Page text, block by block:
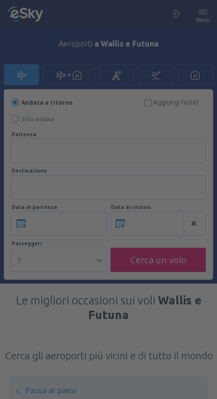
Menù
Aeroporti a Wallis e Futuna
Andata e ritorno
Sola andata
Aggiungi hotel
Partenza
Destinazione
Data di partenza Data di ritorno
Passeggeri
1 Cerca un volo
Le migliori occasioni sui voli Wallis e
Futuna
Cerca gli aeroporti più vicini e di tutto il mondo
Passa ai paesi